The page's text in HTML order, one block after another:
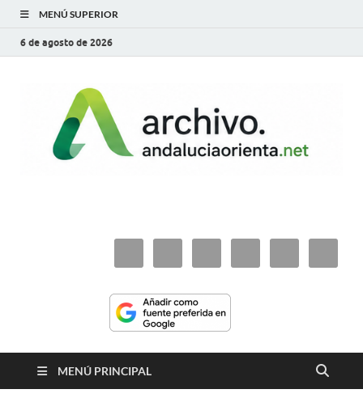
MENÚ SUPERIOR
6 de agosto de 2026
MENÚ PRINCIPAL